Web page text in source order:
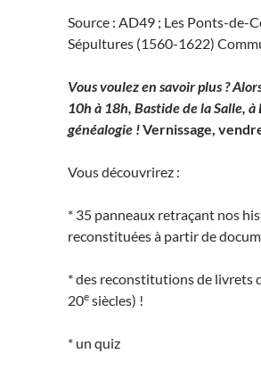
Source : AD49 ; Les Ponts-de-
Sépultures (1560-1622)
Vous voulez en savoir plus ?
10h à 18h, Bastide de la Salle,
généalogie !Vernissage,
Vous découvrirez :
* 35 panneaux retraçant nos
reconstituées à partir de
* des reconstitutions de livrets
20e siècles) !
* un quiz